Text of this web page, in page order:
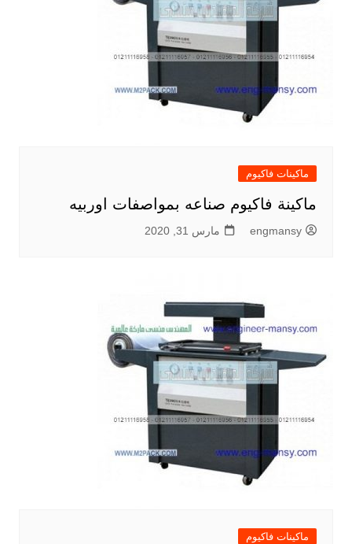
ماكينات فاكيوم
ماكينة فاكيوم صناعه بمواصفات اوربيه
engmansy مارس 31, 2020
ماكينات فاكيوم